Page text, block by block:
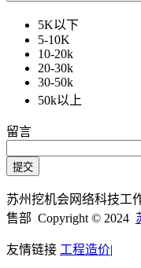
5K以下
5-10K
10-20k
20-30k
30-50k
50k以上
留言
苏州挖机会网络科技工
售部 Copyright © 2024
友情链接 工程造价|